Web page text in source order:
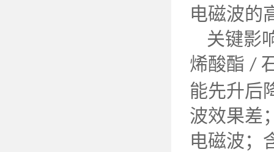
电磁波的
关键影
烯酸酯 /
能先升后
波效果差
电磁波；